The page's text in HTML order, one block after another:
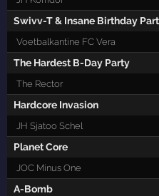
Swivv-T & Insane Birthday
Voetbalkantine FC Vera
The Hardest B-Day Party
The Rector
Hardcore Invasion
JH Sjatoo Schel
Planet Core
JOC Minus One
A-Bomb